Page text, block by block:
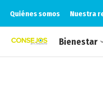
Quiénes somos Nuestra
Bienestar